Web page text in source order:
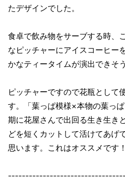
たデザインでした。
食卓で飲み物をサーブする時、
なピッチャーにアイスコーヒー
かなティータイムが演出できそ
ピッチャーですので花瓶として
す。「葉っぱ模様×本物の葉っ
期に花屋さんで出回る生き生き
どを短くカットして活けてあげ
思います。これはオススメです！